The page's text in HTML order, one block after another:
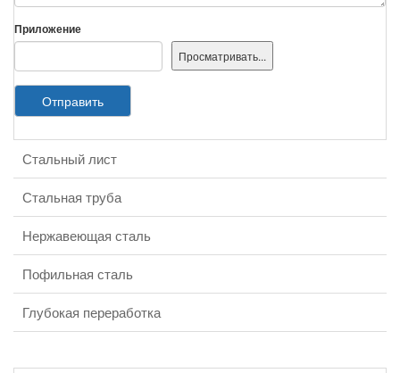
Приложение
Отправить
Стальный лист
Стальная труба
Нержавеющая сталь
Пофильная сталь
Глубокая переработка